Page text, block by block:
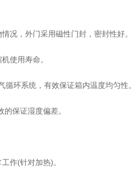
况，外门采用磁性门封，密封性好。
使用寿命。
环系统，有效保证箱内温度均匀性。
保证湿度偏差。
作(针对加热)。